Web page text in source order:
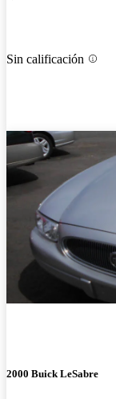
Sin calificación
2000 Buick LeSabre